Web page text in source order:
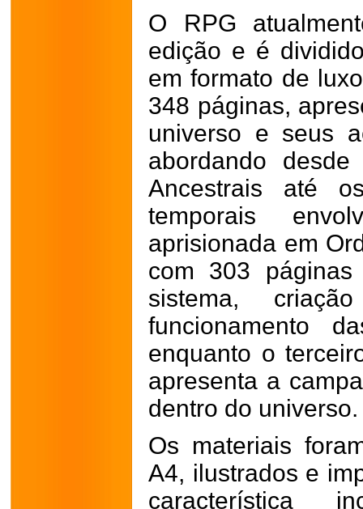
O RPG
edição e é
em formato de
348 páginas,
universo e seus
abordando
Ancestrais até
temporais
aprisionada em
com 303
sistema,
funcionamento
enquanto o
apresenta a
dentro do universo.
Os materiais
A4, ilustrados e
característica